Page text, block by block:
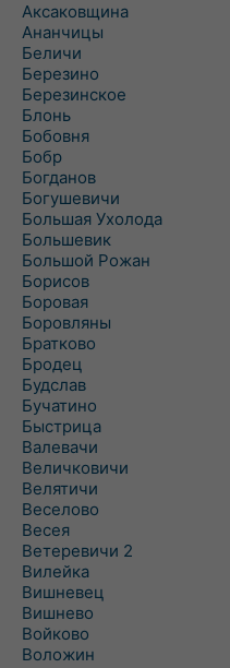
Аксаковщина
Ананчицы
Беличи
Березино
Березинское
Блонь
Бобовня
Бобр
Богданов
Богушевичи
Большая Ухолода
Большевик
Большой Рожан
Борисов
Боровая
Боровляны
Братково
Бродец
Будслав
Бучатино
Быстрица
Валевачи
Величковичи
Велятичи
Веселово
Весея
Ветеревичи 2
Вилейка
Вишневец
Вишнево
Войково
Воложин